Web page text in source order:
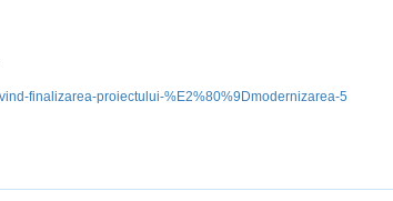
finalizarea-proiectului-%E2%80%9Dmodernizarea-5